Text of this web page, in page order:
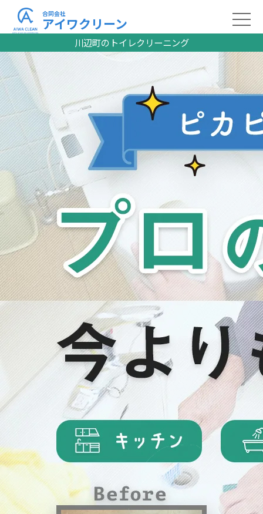
川辺町のトイレクリーニング
合同会社
アイワクリーン